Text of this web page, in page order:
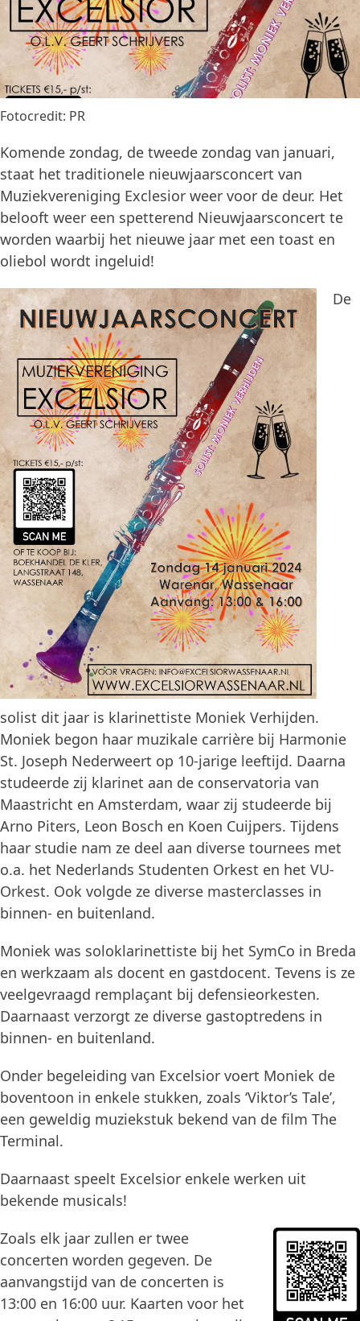
Fotocredit: PR
Komende zondag, de tweede zondag van januari,
staat het traditionele nieuwjaarsconcert van
Muziekvereniging Exclesior weer voor de deur. Het
belooft weer een spetterend Nieuwjaarsconcert te
worden waarbij het nieuwe jaar met een toast en
oliebol wordt ingeluid!
De
solist dit jaar is klarinettiste Moniek Verhijden.
Moniek begon haar muzikale carrière bij Harmonie
St. Joseph Nederweert op 10-jarige leeftijd. Daarna
studeerde zij klarinet aan de conservatoria van
Maastricht en Amsterdam, waar zij studeerde bij
Arno Piters, Leon Bosch en Koen Cuijpers. Tijdens
haar studie nam ze deel aan diverse tournees met
o.a. het Nederlands Studenten Orkest en het VU-
Orkest. Ook volgde ze diverse masterclasses in
binnen- en buitenland.
Moniek was soloklarinettiste bij het SymCo in Breda
en werkzaam als docent en gastdocent. Tevens is ze
veelgevraagd remplaçant bij defensieorkesten.
Daarnaast verzorgt ze diverse gastoptredens in
binnen- en buitenland.
Onder begeleiding van Excelsior voert Moniek de
boventoon in enkele stukken, zoals ‘Viktor’s Tale’,
een geweldig muziekstuk bekend van de film The
Terminal.
Daarnaast speelt Excelsior enkele werken uit
bekende musicals!
Zoals elk jaar zullen er twee
concerten worden gegeven. De
aanvangstijd van de concerten is
13:00 en 16:00 uur. Kaarten voor het